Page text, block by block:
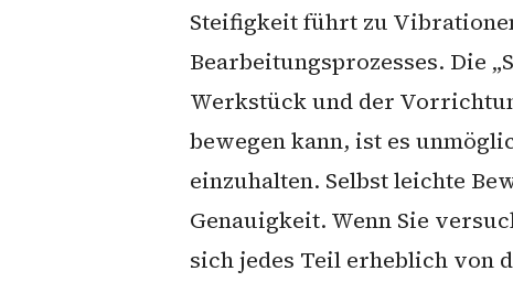
Steifigkeit führt zu
Bearbeitungsprozesses. Die
Werkstück und der
bewegen kann, ist es
einzuhalten. Selbst leichte
Genauigkeit. Wenn Sie
sich jedes Teil erheblich von